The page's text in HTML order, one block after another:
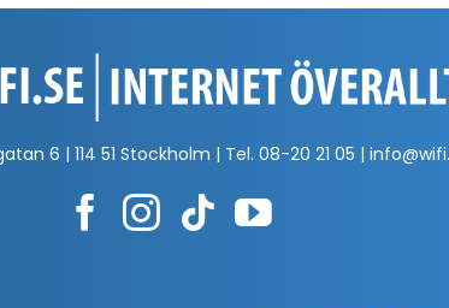
6 | 114 51 Stockholm | Tel. 08-20 21 05 |